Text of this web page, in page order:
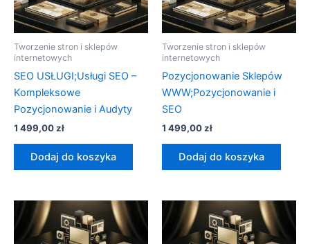
Tworzenie stron i sklepów
internetowych
SEO USŁUGI;Usługi SEO –
Kompleksowe
Pozycjonowanie i Audyty
1 499,00zł
Dodaj do koszyka
Tworzenie stron i sklepów
internetowych
Pozycjonowanie Sklepów
WWW;Pozycjonowanie i
SEO
1 499,00zł
Dodaj do koszyka